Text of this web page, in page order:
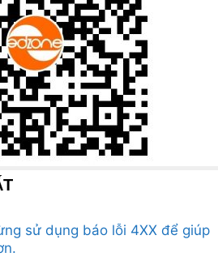
sử dụng báo lỗi 4XX để giúp